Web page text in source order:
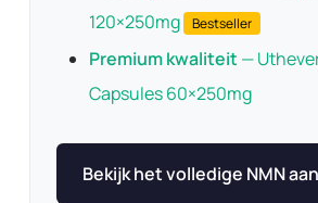
120×250mg
Bestseller
Premium kwaliteit —
Capsules 60×250mg
Bekijk het volledige NMN